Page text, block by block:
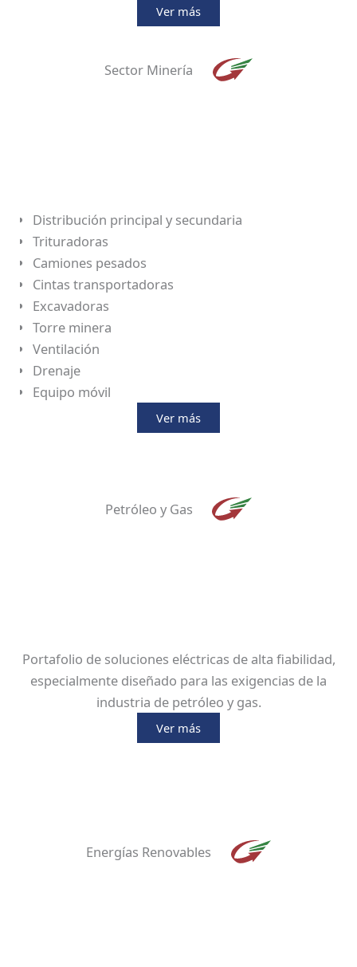
Ver más
Sector Minería
Distribución principal y secundaria
Trituradoras
Camiones pesados
Cintas transportadoras
Excavadoras
Torre minera
Ventilación
Drenaje
Equipo móvil
Ver más
Petróleo y Gas
Portafolio de soluciones eléctricas de alta fiabilidad,
especialmente diseñado para las exigencias de la
industria de petróleo y gas.
Ver más
Energías Renovables